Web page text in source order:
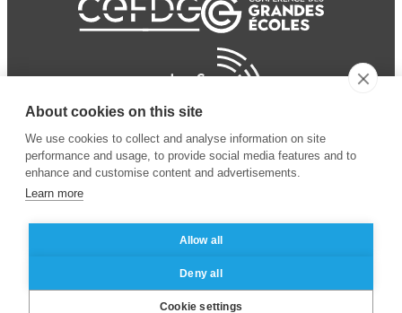
Business School
Mentions légales
des données personnelles
About cookies on this site
We use cookies to collect and analyse information on site
performance and usage, to provide social media features and to
enhance and customise content and advertisements.
Learn more
Allow all
Deny all
Cookie settings